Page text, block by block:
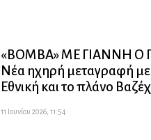
«ΒΟΜΒΑ» ΜΕ ΓΙΑΝΝΗ Ο
Νέα ηχηρή μεταγραφή με
Εθνική και το πλάνο
11 Ιουνίου 2026, 11:54